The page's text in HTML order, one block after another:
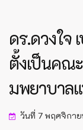
ดร.ดวงใจ
ตั้งเป็นคณ
มพยาบาล
วันที่ 7 พฤศจิกา